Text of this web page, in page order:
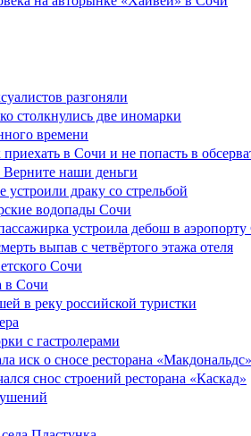
разгоняли
столкнулись две иномарки
времени
в Сочи и не попасть в
наши деньги
устроили драку со стрельбой
водопады Сочи
устроила дебош в
выпав с четвёртого этажа отеля
Сочи
в Сочи
в реку российской туристки
с гастролерами
иск о сносе ресторана «Макдональдс»
снос строений ресторана «Каскад»